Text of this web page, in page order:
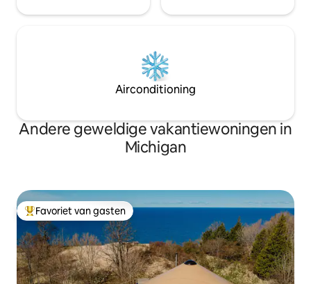
Airconditioning
Andere geweldige vakantiewoningen in
Michigan
Topfavoriet van gasten
Favoriet van gasten